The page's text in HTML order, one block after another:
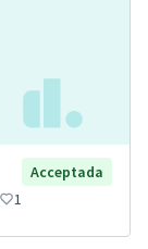
Acceptada
1